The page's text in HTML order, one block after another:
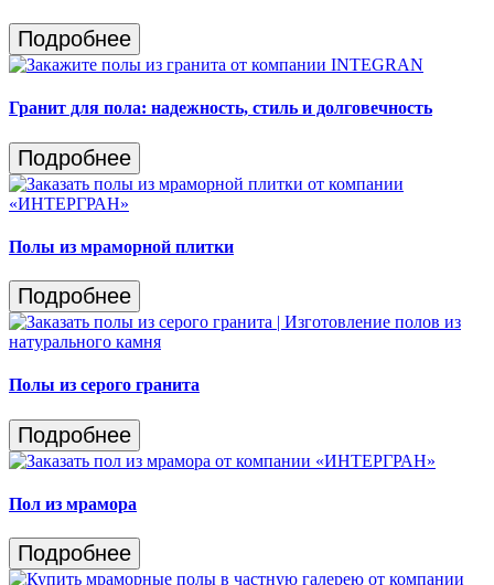
Подробнее
Гранит для пола: надежность, стиль и долговечность
Подробнее
Полы из мраморной плитки
Подробнее
Полы из серого гранита
Подробнее
Пол из мрамора
Подробнее